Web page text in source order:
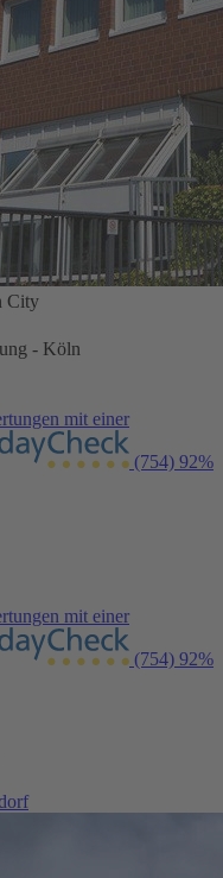
City
- Köln
mit einer
(754) 92%
mit einer
(754) 92%